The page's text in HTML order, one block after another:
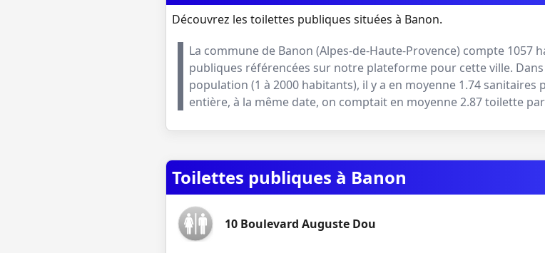
Découvrez les toilettes publiques situées à Banon.
La commune de Banon (Alpes-de-Haute-Provence) compte 1057
publiques référencées sur notre plateforme pour cette ville.
population (1 à 2000 habitants), il y a en moyenne 1.74 sanitaires
entière, à la même date, on comptait en moyenne2.87toilette
Toilettes publiques à Banon
10 Boulevard Auguste Dou